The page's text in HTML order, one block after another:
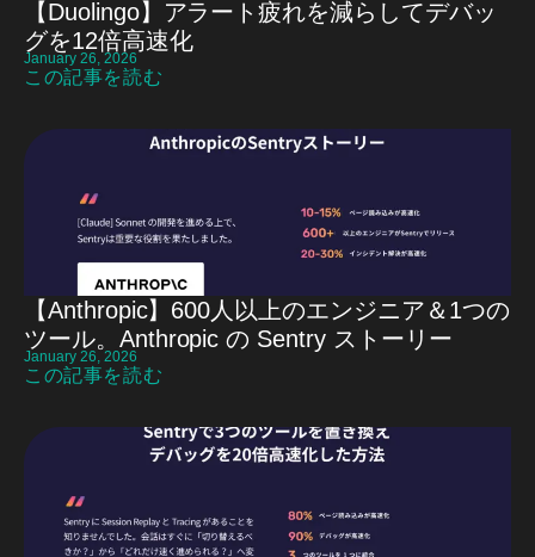
【Duolingo】アラート疲れを減らしてデバッ
グを12倍高速化
January 26, 2026
この記事を読む
【Anthropic】600人以上のエンジニア＆1つの
ツール。Anthropic の Sentry ストーリー
January 26, 2026
この記事を読む